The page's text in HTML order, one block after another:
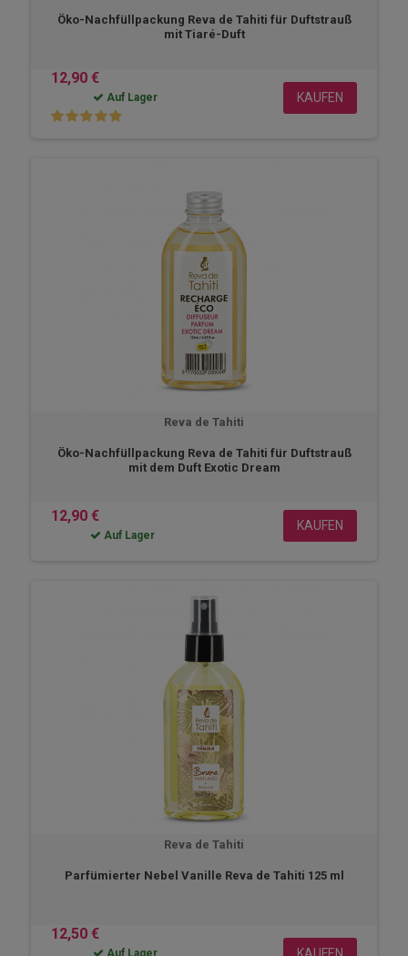
Öko-Nachfüllpackung Reva de Tahiti für Duftstrauß
mit Tiaré-Duft
12,90 €
Auf Lager KAUFEN
Reva de Tahiti
Öko-Nachfüllpackung Reva de Tahiti für Duftstrauß
mit dem Duft Exotic Dream
12,90 €
Auf Lager
KAUFEN
Reva de Tahiti
Parfümierter Nebel Vanille Reva de Tahiti 125 ml
12,50 €
Auf Lager